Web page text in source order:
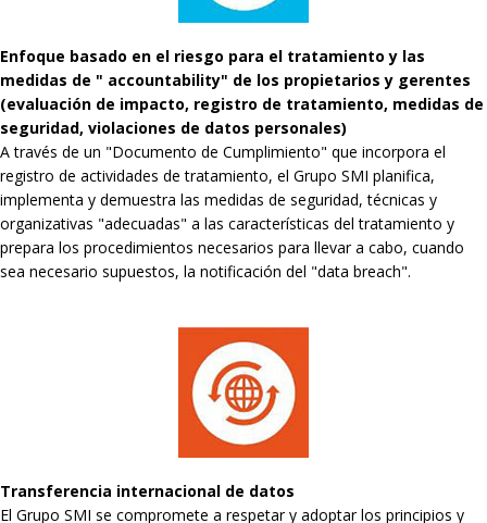
Enfoque basado en el riesgo para el tratamiento y las
medidas de " accountability" de los propietarios y gerentes
(evaluación de impacto, registro de tratamiento, medidas de
seguridad, violaciones de datos personales)
A través de un "Documento de Cumplimiento" que incorpora el
registro de actividades de tratamiento, el Grupo SMI planifica,
implementa y demuestra las medidas de seguridad, técnicas y
organizativas "adecuadas" a las características del tratamiento y
prepara los procedimientos necesarios para llevar a cabo, cuando
sea necesario supuestos, la notificación del "data breach".
Transferencia internacional de datos
El Grupo SMI se compromete a respetar y adoptar los principios y